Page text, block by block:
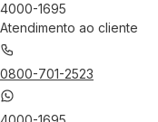
4000-1695
Atendimento ao cliente
0800-701-2523